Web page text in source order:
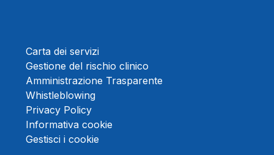
Carta dei servizi
Gestione del rischio clinico
Amministrazione Trasparente
Whistleblowing
Privacy Policy
Informativa cookie
Gestisci i cookie